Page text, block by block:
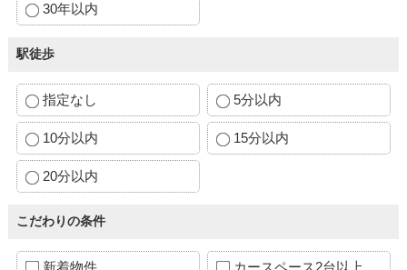
30年以内
駅徒歩
指定なし 5分以内
10分以内 15分以内
20分以内
こだわりの条件